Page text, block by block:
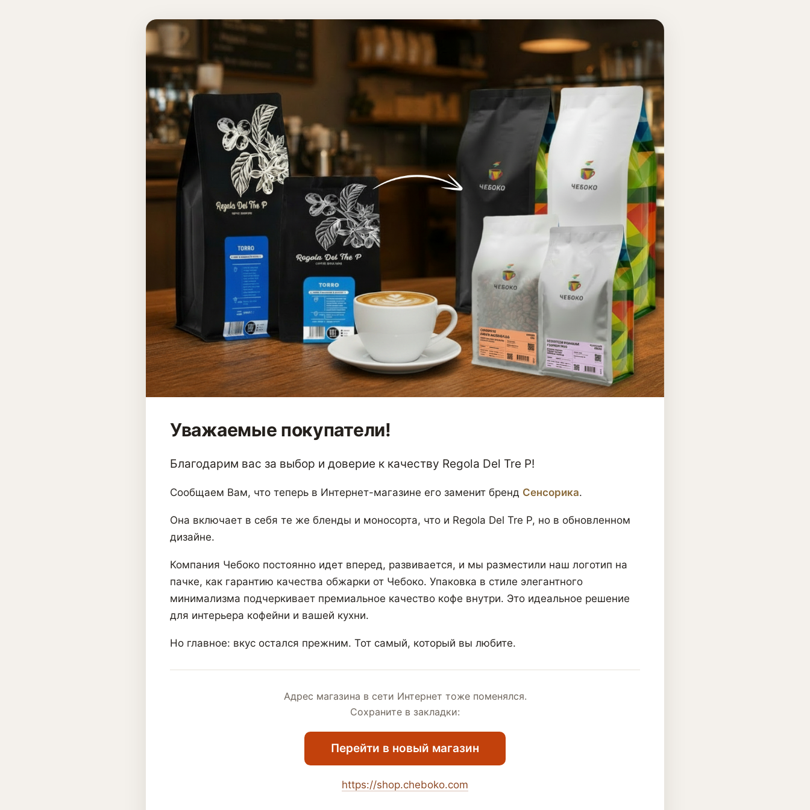
Уважаемые покупатели!
Благодарим вас за выбор и доверие к качеству Regola Del Tre P!
Сообщаем Вам, что теперь в Интернет-магазине его заменит бренд Сенсорика.
Она включает в себя те же бленды и моносорта, что и Regola Del Tre P, но в обновленном
дизайне.
Компания Чебоко постоянно идет вперед, развивается, и мы разместили наш логотип на
пачке, как гарантию качества обжарки от Чебоко. Упаковка в стиле элегантного
минимализма подчеркивает премиальное качество кофе внутри. Это идеальное решение
для интерьера кофейни и вашей кухни.
Но главное: вкус остался прежним. Тот самый, который вы любите.
Адрес магазина в сети Интернет тоже поменялся.
Сохраните в закладки:
Перейти в новый магазин
https://shop.cheboko.com